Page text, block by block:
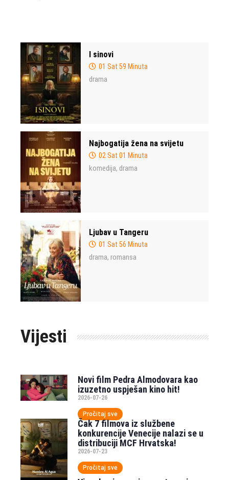
I sinovi
01 Sat 59 Minuta
drama
Najbogatija žena na svijetu
02 Sat 01 Minuta
komedija, drama
Ljubav u Tangeru
01 Sat 56 Minuta
drama, romansa
Vijesti
Novi film Pedra Almodovara kao
izuzetno uspješan kino hit!
2026-07-26
Pročitaj sve
Čak 7 filmova iz službene
konkurencije Venecije nalazi se u
distribuciji MCF Hrvatska!
2026-07-23
Pročitaj sve